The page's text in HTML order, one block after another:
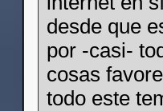
desde que
por -casi-
cosas
todo este